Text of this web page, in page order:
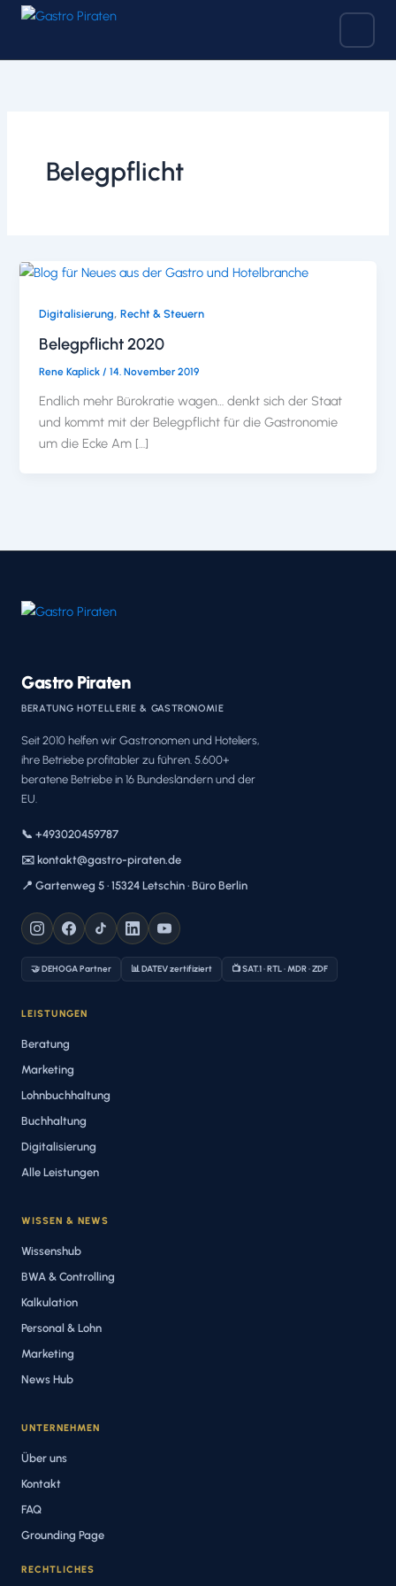
Zum
Belegpflicht
Digitalisierung,Recht & Steuern
Belegpflicht 2020
Rene Kaplick/14. November 2019
Endlich mehr Bürokratie wagen… denkt sich der Staat
und kommt mit der Belegpflicht für die Gastronomie
um die Ecke Am […]
Gastro Piraten
BERATUNG HOTELLERIE & GASTRONOMIE
Seit 2010 helfen wir Gastronomen und Hoteliers,
ihre Betriebe profitabler zu führen. 5.600+
beratene Betriebe in 16 Bundesländern und der
EU.
📞 +493020459787
✉️ kontakt@gastro-piraten.de
📍 Gartenweg 5 · 15324 Letschin · Büro Berlin
🤝 DEHOGA Partner 📊 DATEV zertifiziert 📺 SAT.1 · RTL · MDR · ZDF
LEISTUNGEN
Beratung
Marketing
Lohnbuchhaltung
Buchhaltung
Digitalisierung
Alle Leistungen
WISSEN & NEWS
Wissenshub
BWA & Controlling
Kalkulation
Personal & Lohn
Marketing
News Hub
UNTERNEHMEN
Über uns
Kontakt
FAQ
Grounding Page
RECHTLICHES